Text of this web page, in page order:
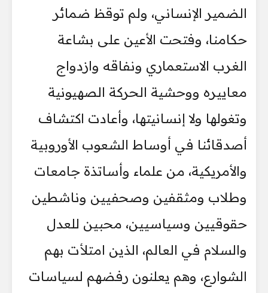
الضمير الإنساني، ولم توقظ ضمائر
حكامنا، وفتحت الأعين على بشاعة
الغرب الاستعماري ونفاقه وازدواج
معاييره ووحشية الحركة الصهيونية
وتغولها ولا إنسانيتها، وأعادت اكتشاف
أصدقائنا في أوساط الشعوب الأوروبية
والأمريكية، من علماء وأساتذة جامعات
وطلاب ومثقفين وصحفيين وناشطين
حقوقيين وسياسيين، محبين للعدل
والسلام في العالم، الذين امتلأت بهم
الشوارع، وهم يعلنون رفضهم لسياسات